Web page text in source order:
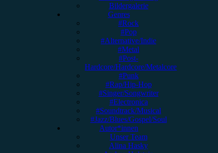
Bildergalerie
Genres
#Rock
#Pop
#Alternative/Indie
#Metal
#Post-
Hardcore/Hardcore/Metalcore
#Punk
#Rap/Hip-Hop
#Singer/Songwriter
#Electronica
#Soundtrack/Musical
#Jazz/Blues/Gospel/Soul
Autor*innen
Unser Team
Alina Hasky